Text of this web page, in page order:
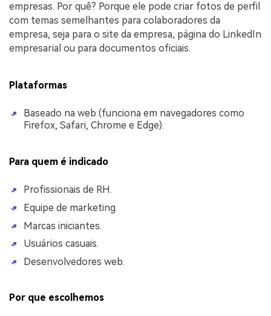
empresas. Por quê? Porque ele pode criar fotos de perfil
com temas semelhantes para colaboradores da
empresa, seja para o site da empresa, página do LinkedIn
empresarial ou para documentos oficiais.
Plataformas
Baseado na web (funciona em navegadores como
Firefox, Safari, Chrome e Edge).
Para quem é indicado
Profissionais de RH.
Equipe de marketing.
Marcas iniciantes.
Usuários casuais.
Desenvolvedores web.
Por que escolhemos